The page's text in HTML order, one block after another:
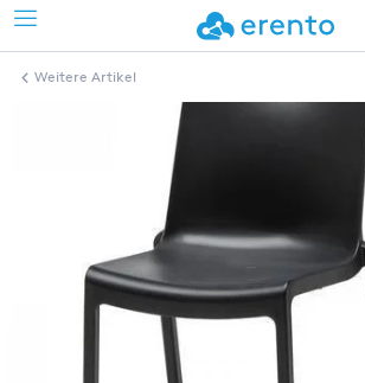
Weitere Artikel